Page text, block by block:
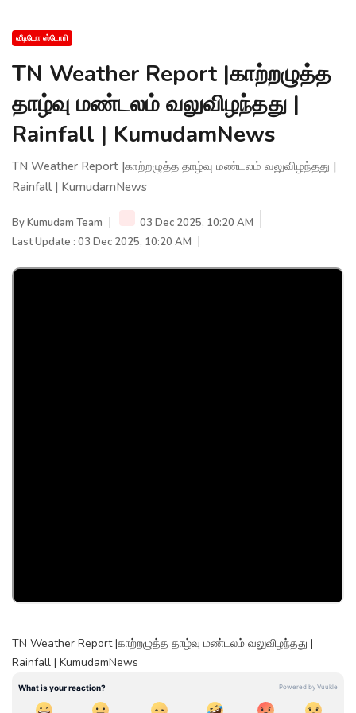
வீடியோ ஸ்டோரி
TN Weather Report |காற்றழுத்த
தாழ்வு மண்டலம் வலுவிழந்தது |
Rainfall | KumudamNews
TN Weather Report |காற்றழுத்த தாழ்வு மண்டலம் வலுவிழந்தது |
Rainfall | KumudamNews
ByKumudam Team
03 Dec 2025, 10:20 AM
Last Update : 03 Dec 2025, 10:20 AM
TN Weather Report |காற்றழுத்த தாழ்வு மண்டலம் வலுவிழந்தது |
Rainfall | KumudamNews